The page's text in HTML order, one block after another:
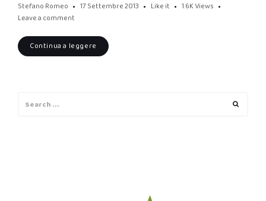
Stefano Romeo 17 Settembre 2013 Like it 1.6K Views
Leave a comment
Continua a leggere
for: